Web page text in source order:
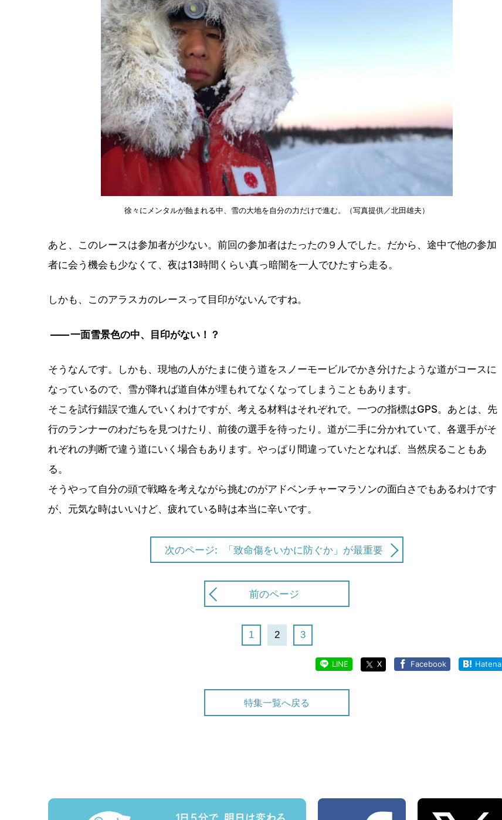
徐々にメンタルが蝕まれる中、雪の大地を自分の力だけで進む。（写真提供／北田雄夫）
あと、このレースは参加者が少ない。前回の参加者はたったの９人でした。だから、途中で他の参加
者に会う機会も少なくて、夜は13時間くらい真っ暗闇を一人でひたすら走る。
しかも、このアラスカのレースって目印がないんですね。
―― 一面雪景色の中、目印がない！？
そうなんです。しかも、現地の人がたまに使う道をスノーモービルでかき分けたような道がコースに
なっているので、雪が降れば道自体が埋もれてなくなってしまうこともあります。
そこを試行錯誤で進んでいくわけですが、考える材料はそれぞれで。一つの指標はGPS。あとは、先
行のランナーのわだちを見つけたり、前後の選手を待ったり。道が二手に分かれていて、各選手がそ
れぞれの判断で違う道にいく場合もあります。やっぱり間違っていたとなれば、当然戻ることもあ
る。
そうやって自分の頭で戦略を考えながら挑むのがアドベンチャーマラソンの面白さでもあるわけです
が、元気な時はいいけど、疲れている時は本当に辛いです。
次のページ: 「致命傷をいかに防ぐか」が最重要
前のページ
1 2 3
LINE X Facebook Hatena
特集一覧へ戻る